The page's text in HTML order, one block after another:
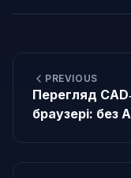
PREVIOUS
Перегляд
браузері: без